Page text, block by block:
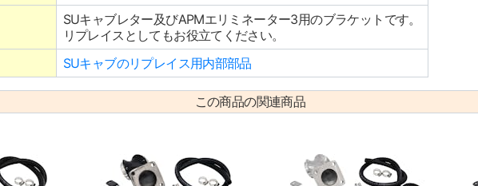
SUキャブレター及びAPMエリミネーター3用のブラケットです。
リプレイスとしてもお役立てください。
SUキャブのリプレイス用内部部品
この商品の関連商品